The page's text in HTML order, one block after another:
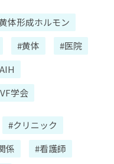
体形成ホルモン
#黄体
#医院
学会
#クリニック
係
#看護師